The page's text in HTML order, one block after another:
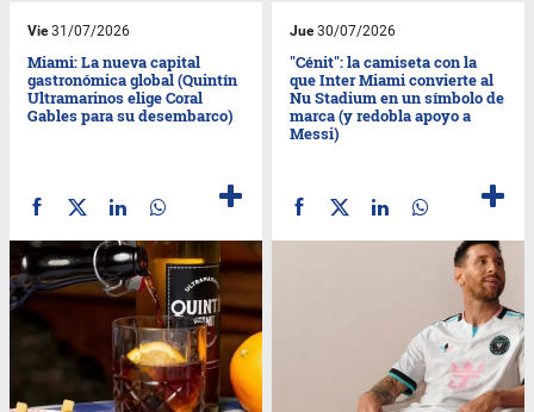
Vie31/07/2026
Miami: La nueva capital
gastronómica global (Quintín
Ultramarinos elige Coral
Gables para su desembarco)
Jue30/07/2026
"Cénit": la camiseta con la
que Inter Miami convierte al
Nu Stadium en un símbolo de
marca (y redobla apoyo a
Messi)